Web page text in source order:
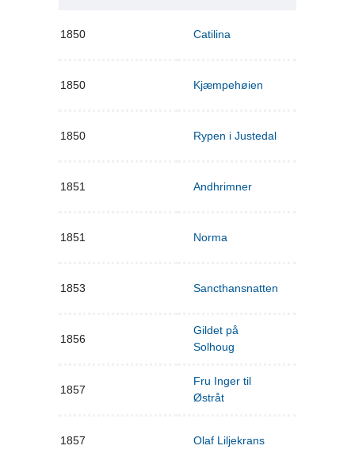
1850 Catilina
1850 Kjæmpehøien
1850 Rypen i Justedal
1851 Andhrimner
1851 Norma
1853 Sancthansnatten
1856
Gildet på
Solhoug
1857
Fru Inger til
Østråt
1857 Olaf Liljekrans